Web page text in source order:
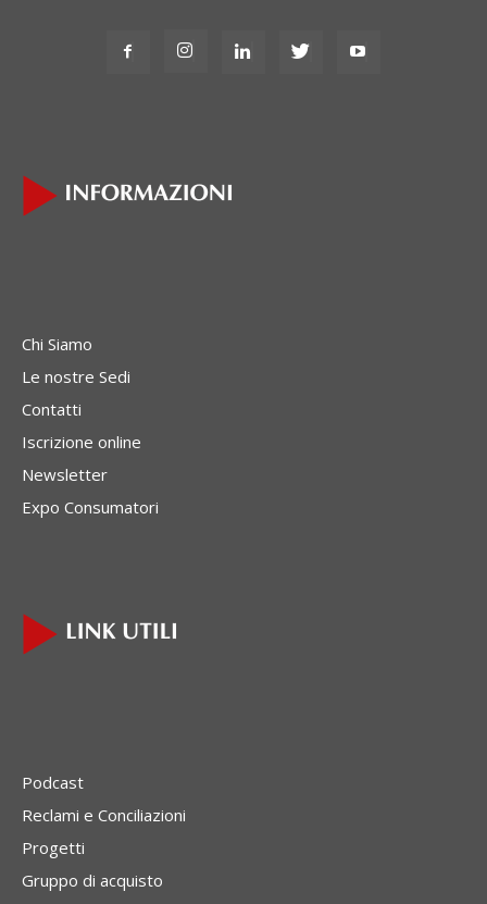
Chi Siamo
Le nostre Sedi
Contatti
Iscrizione online
Newsletter
Expo Consumatori
Podcast
Reclami e Conciliazioni
Progetti
Gruppo di acquisto